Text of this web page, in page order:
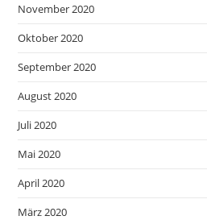
November 2020
Oktober 2020
September 2020
August 2020
Juli 2020
Mai 2020
April 2020
März 2020